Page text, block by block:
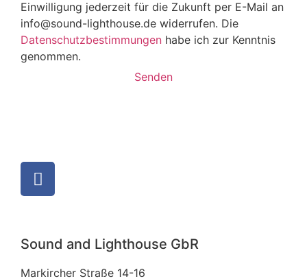
Einwilligung jederzeit für die Zukunft per E-Mail an
info@sound-lighthouse.de widerrufen. Die
Datenschutzbestimmungen habe ich zur Kenntnis
genommen.
Senden
Sound and Lighthouse GbR
Markircher Straße 14-16